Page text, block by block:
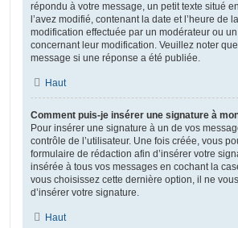
répondu à votre message, un petit texte situé
l’avez modifié, contenant la date et l’heure de
modification effectuée par un modérateur ou
concernant leur modification. Veuillez noter
message si une réponse a été publiée.
Haut
Comment puis-je insérer une signature à
Pour insérer une signature à un de vos
contrôle de l’utilisateur. Une fois créée, vous
formulaire de rédaction afin d’insérer votre
insérée à tous vos messages en cochant la
vous choisissez cette dernière option, il ne
d’insérer votre signature.
Haut